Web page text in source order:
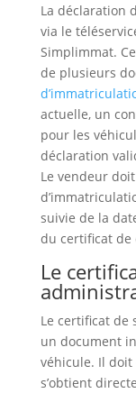
La déclaration
via le
Simplimmat.
de plusieurs
actuelle, un
pour les
déclaration
Le vendeur
suivie de la
du certificat de
Le
Le certificat
un document
véhicule. Il
s’obtient